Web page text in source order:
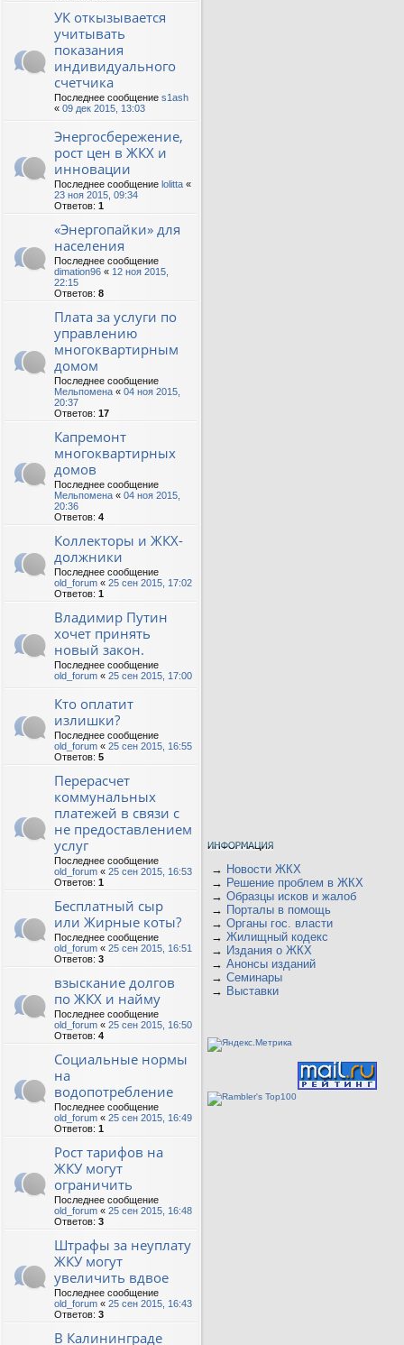
УК откызывается
учитывать
показания
индивидуального
счетчика
Последнее сообщение s1ash
« 09 дек 2015, 13:03
Энергосбережение,
рост цен в ЖКХ и
инновации
Последнее сообщение lolitta «
23 ноя 2015, 09:34
Ответов: 1
«Энергопайки» для
населения
Последнее сообщение
dimation96 « 12 ноя 2015,
22:15
Ответов: 8
Плата за услуги по
управлению
многоквартирным
домом
Последнее сообщение
Мельпомена « 04 ноя 2015,
20:37
Ответов: 17
Капремонт
многоквартирных
домов
Последнее сообщение
Мельпомена « 04 ноя 2015,
20:36
Ответов: 4
Коллекторы и ЖКХ-
должники
Последнее сообщение
old_forum « 25 сен 2015, 17:02
Ответов: 1
Владимир Путин
хочет принять
новый закон.
Последнее сообщение
old_forum « 25 сен 2015, 17:00
Кто оплатит
излишки?
Последнее сообщение
old_forum « 25 сен 2015, 16:55
Ответов: 5
Перерасчет
коммунальных
платежей в связи с
не предоставлением
услуг
Последнее сообщение
old_forum « 25 сен 2015, 16:53
Ответов: 1
Бесплатный сыр
или Жирные коты?
Последнее сообщение
old_forum « 25 сен 2015, 16:51
Ответов: 3
взыскание долгов
по ЖКХ и найму
Последнее сообщение
old_forum « 25 сен 2015, 16:50
Ответов: 4
Социальные нормы
на
водопотребление
Последнее сообщение
old_forum « 25 сен 2015, 16:49
Ответов: 1
Рост тарифов на
ЖКУ могут
ограничить
Последнее сообщение
old_forum « 25 сен 2015, 16:48
Ответов: 3
Штрафы за неуплату
ЖКУ могут
увеличить вдвое
Последнее сообщение
old_forum « 25 сен 2015, 16:43
Ответов: 3
В Калининграде
→ Новости ЖКХ
→ Решение проблем в ЖКХ
→ Образцы исков и жалоб
→ Порталы в помощь
→ Органы гос. власти
→ Жилищный кодекс
→ Издания о ЖКХ
→ Анонсы изданий
→ Семинары
→ Выставки